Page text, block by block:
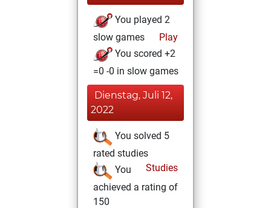
You played 2
slow games
Play
You scored +2
=0 -0 in slow games
Dienstag, Juli 12,
2022
You solved 5
rated studies
Studies
You
achieved a rating of
150